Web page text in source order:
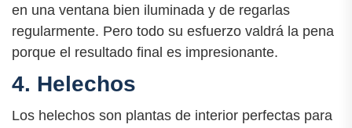
en una ventana bien iluminada y de regarlas
regularmente. Pero todo su esfuerzo valdrá la pena
porque el resultado final es impresionante.
4. Helechos
Los helechos son plantas de interior perfectas para